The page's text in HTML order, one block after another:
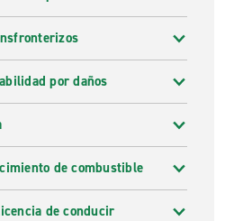
por daños
de combustible
de conducir